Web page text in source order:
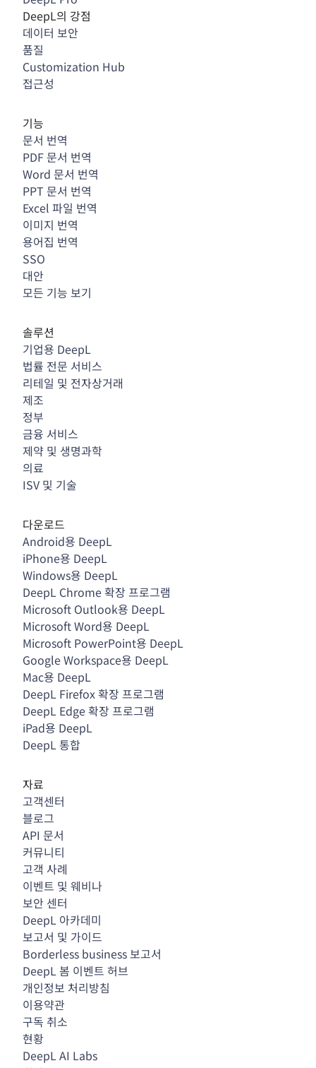
DeepL의 강점
데이터 보안
품질
Customization Hub
접근성
기능
문서 번역
PDF 문서 번역
Word 문서 번역
PPT 문서 번역
Excel 파일 번역
이미지 번역
용어집 번역
SSO
대안
모든 기능 보기
솔루션
기업용 DeepL
법률 전문 서비스
리테일 및 전자상거래
제조
정부
금융 서비스
제약 및 생명과학
의료
ISV 및 기술
다운로드
Android용 DeepL
iPhone용 DeepL
Windows용 DeepL
DeepL Chrome 확장 프로그램
Microsoft Outlook용 DeepL
Microsoft Word용 DeepL
Microsoft PowerPoint용 DeepL
Google Workspace용 DeepL
Mac용 DeepL
DeepL Firefox 확장 프로그램
DeepL Edge 확장 프로그램
iPad용 DeepL
DeepL 통합
자료
고객센터
블로그
API 문서
커뮤니티
고객 사례
이벤트 및 웨비나
보안 센터
DeepL 아카데미
보고서 및 가이드
Borderless business 보고서
DeepL 봄 이벤트 허브
개인정보 처리방침
이용약관
구독 취소
현황
DeepL AI Labs